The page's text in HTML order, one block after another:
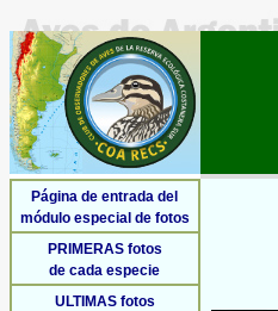
Página de entrada del
módulo especial de fotos
PRIMERAS fotos
de cada especie
ULTIMAS fotos